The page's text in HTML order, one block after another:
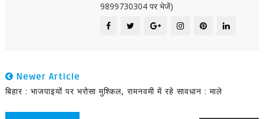
9899730304 पर भेजें)
Newer Article
बिहार : भाजपाइयों पर भरोसा मुश्किल, रामनवमी में रहे सावधान : माले